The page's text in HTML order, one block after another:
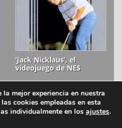
‘Jack Nicklaus’, el
videojuego de NES
Aviso legal
mejor experiencia en nuestra
cookies empleadas en esta
individualmente en los ajustes.